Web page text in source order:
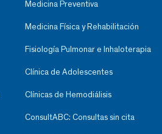
Medicina Preventiva
Medicina Física y Rehabilitación
Fisiología Pulmonar e Inhaloterapia
Clínica de Adolescentes
Clínicas de Hemodiálisis
ConsultABC: Consultas sin cita